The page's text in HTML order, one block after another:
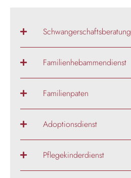
Schwangerschaftsberatung
Familienhebammendienst
Familienpaten
Adoptionsdienst
Pflegekinderdienst